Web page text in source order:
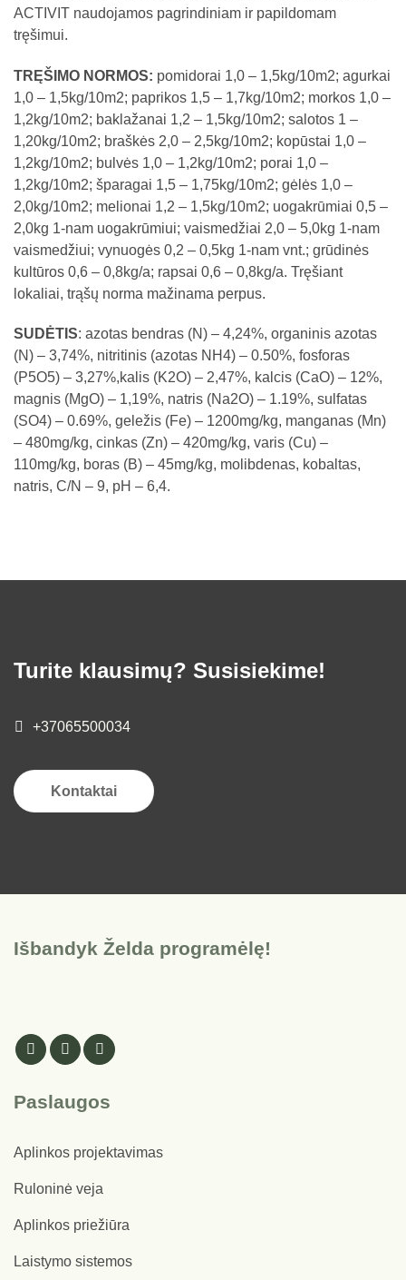
ACTIVIT naudojamos pagrindiniam ir papildomam
tręšimui.
TRĘŠIMO NORMOS: pomidorai 1,0 – 1,5kg/10m2; agurkai
1,0 – 1,5kg/10m2; paprikos 1,5 – 1,7kg/10m2; morkos 1,0 –
1,2kg/10m2; baklažanai 1,2 – 1,5kg/10m2; salotos 1 –
1,20kg/10m2; braškės 2,0 – 2,5kg/10m2; kopūstai 1,0 –
1,2kg/10m2; bulvės 1,0 – 1,2kg/10m2; porai 1,0 –
1,2kg/10m2; šparagai 1,5 – 1,75kg/10m2; gėlės 1,0 –
2,0kg/10m2; melionai 1,2 – 1,5kg/10m2; uogakrūmiai 0,5 –
2,0kg 1-nam uogakrūmiui; vaismedžiai 2,0 – 5,0kg 1-nam
vaismedžiui; vynuogės 0,2 – 0,5kg 1-nam vnt.; grūdinės
kultūros 0,6 – 0,8kg/a; rapsai 0,6 – 0,8kg/a. Tręšiant
lokaliai, trąšų norma mažinama perpus.
SUDĖTIS: azotas bendras (N) – 4,24%, organinis azotas
(N) – 3,74%, nitritinis (azotas NH4) – 0.50%, fosforas
(P5O5) – 3,27%,kalis (K2O) – 2,47%, kalcis (CaO) – 12%,
magnis (MgO) – 1,19%, natris (Na2O) – 1.19%, sulfatas
(SO4) – 0.69%, geležis (Fe) – 1200mg/kg, manganas (Mn)
– 480mg/kg, cinkas (Zn) – 420mg/kg, varis (Cu) –
110mg/kg, boras (B) – 45mg/kg, molibdenas, kobaltas,
natris, C/N – 9, pH – 6,4.
Turite klausimų? Susisiekime!
+37065500034
Kontaktai
Išbandyk Želda programėlę!
Paslaugos
Aplinkos projektavimas
Ruloninė veja
Aplinkos priežiūra
Laistymo sistemos